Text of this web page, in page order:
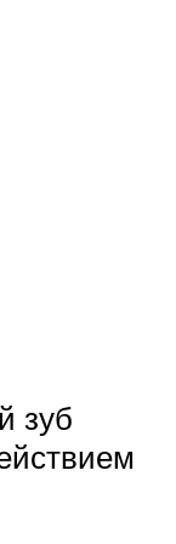
зуб